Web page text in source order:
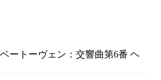
ートーヴェン：交響曲第6番 ヘ